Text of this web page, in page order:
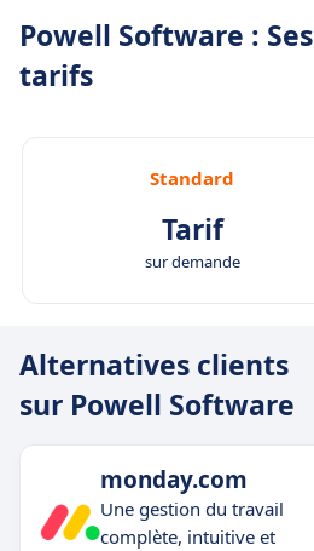
Powell Software : Ses
tarifs
Standard
Tarif
sur demande
Alternatives clients
sur Powell Software
monday.com
Une gestion du travail
complète, intuitive et